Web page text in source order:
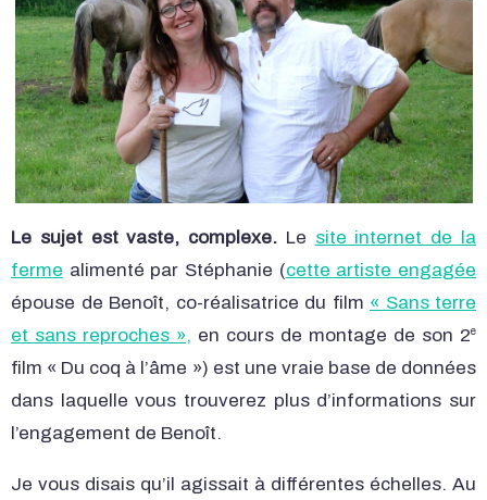
Le sujet est vaste, complexe. Le site internet de la
ferme alimenté par Stéphanie (cette artiste engagée
épouse de Benoît, co-réalisatrice du film « Sans terre
et sans reproches », en cours de montage de son 2e
film « Du coq à l’âme ») est une vraie base de données
dans laquelle vous trouverez plus d’informations sur
l’engagement de Benoît.
Je vous disais qu’il agissait à différentes échelles. Au